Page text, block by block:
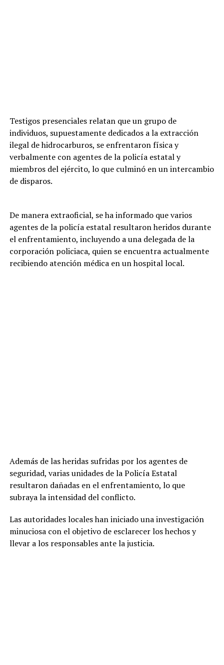
Testigos presenciales relatan que un grupo de
individuos, supuestamente dedicados a la extracción
ilegal de hidrocarburos, se enfrentaron física y
verbalmente con agentes de la policía estatal y
miembros del ejército, lo que culminó en un intercambio
de disparos.
De manera extraoficial, se ha informado que varios
agentes de la policía estatal resultaron heridos durante
el enfrentamiento, incluyendo a una delegada de la
corporación policiaca, quien se encuentra actualmente
recibiendo atención médica en un hospital local.
Además de las heridas sufridas por los agentes de
seguridad, varias unidades de la Policía Estatal
resultaron dañadas en el enfrentamiento, lo que
subraya la intensidad del conflicto.
Las autoridades locales han iniciado una investigación
minuciosa con el objetivo de esclarecer los hechos y
llevar a los responsables ante la justicia.